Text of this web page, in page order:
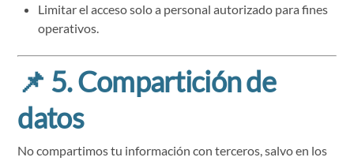
Limitar el acceso solo a personal autorizado para fines
operativos.
📌 5. Compartición de
datos
No compartimos tu información con terceros, salvo en los